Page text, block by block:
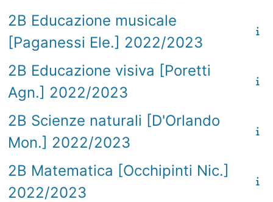
2B Educazione musicale
[Paganessi Ele.] 2022/2023
2B Educazione visiva [Poretti
Agn.] 2022/2023
2B Scienze naturali [D'Orlando
Mon.] 2022/2023
2B Matematica [Occhipinti Nic.]
2022/2023